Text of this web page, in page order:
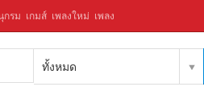
กรม เกมส์ เพลงใหม่ เพลง
ทั้งหมด